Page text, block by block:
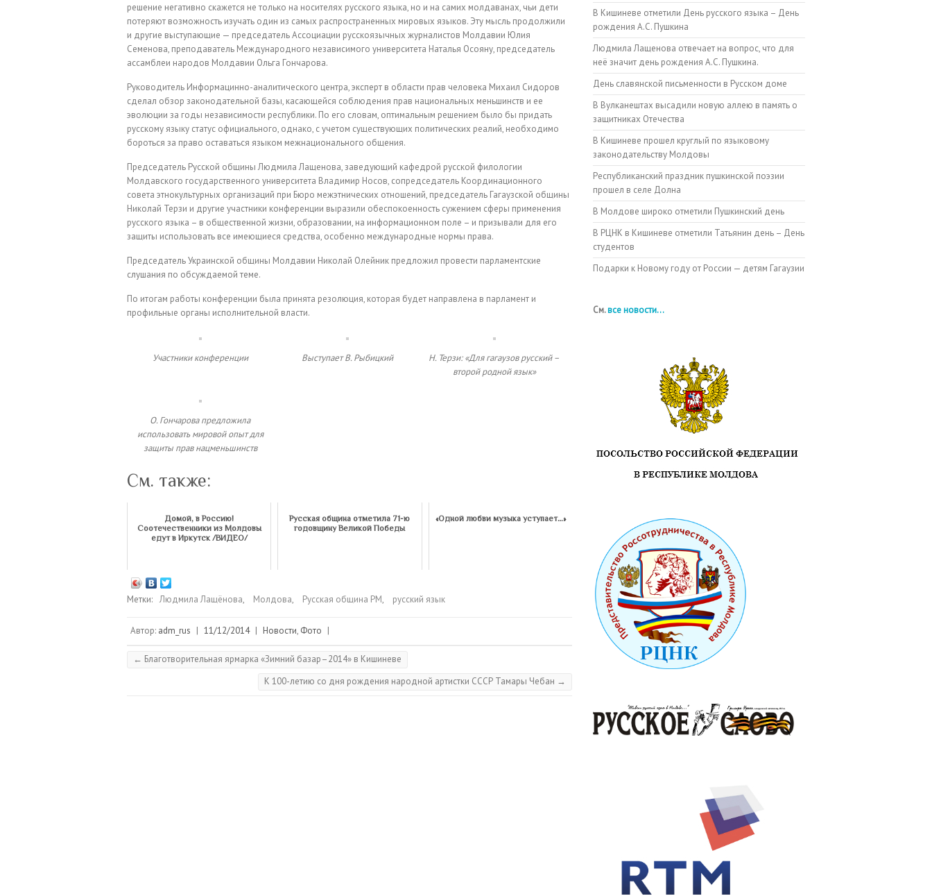
решение негативно скажется не только на носителях русского языка, но и на самих молдаванах, чьи дети
потеряют возможность изучать один из самых распространенных мировых языков. Эту мысль продолжили
и другие выступающие — председатель Ассоциации русскоязычных журналистов Молдавии Юлия
Семенова, преподаватель Международного независимого университета Наталья Осояну, председатель
ассамблеи народов Молдавии Ольга Гончарова.
Руководитель Информацинно-аналитического центра, эксперт в области прав человека Михаил Сидоров
сделал обзор законодательной базы, касающейся соблюдения прав национальных меньшинств и ее
эволюции за годы независимости республики. По его словам, оптимальным решением было бы придать
русскому языку статус официального, однако, с учетом существующих политических реалий, необходимо
бороться за право оставаться языком межнационального общения.
Председатель Русской общины Людмила Лащенова, заведующий кафедрой русской филологии
Молдавского государственного университета Владимир Носов, сопредседатель Координационного
совета этнокультурных организаций при Бюро межэтнических отношений, председатель Гагаузской общины
Николай Терзи и другие участники конференции выразили обеспокоенность сужением сферы применения
русского языка – в общественной жизни, образовании, на информационном поле – и призывали для его
защиты использовать все имеющиеся средства, особенно международные нормы права.
Председатель Украинской общины Молдавии Николай Олейник предложил провести парламентские
слушания по обсуждаемой теме.
По итогам работы конференции была принята резолюция, которая будет направлена в парламент и
профильные органы исполнительной власти.
Участники конференции Выступает В. Рыбицкий
Н. Терзи: «Для гагаузов русский –
второй родной язык»
О. Гончарова предложила
использовать мировой опыт для
защиты прав нацменьшинств
См. также:
Домой, в Россию!
Соотечественники из Молдовы
едут в Иркутск /ВИДЕО/
Русская община отметила 71-ю
годовщину Великой Победы
«Одной любви музыка уступает…»
Метки: Людмила Лащёнова, Молдова, Русская община РМ, русский язык
Автор: adm_rus | 11/12/2014 | Новости, Фото |
← Благотворительная ярмарка «Зимний базар–2014» в Кишиневе
К 100-летию со дня рождения народной артистки СССР Тамары Чебан →
В Кишиневе отметили День русского языка – День
рождения А.С. Пушкина
Людмила Лащенова отвечает на вопрос, что для
неё значит день рождения А.С. Пушкина.
День славянской письменности в Русском доме
В Вулканештах высадили новую аллею в память о
защитниках Отечества
В Кишиневе прошел круглый по языковому
законодательству Молдовы
Республиканский праздник пушкинской поэзии
прошел в селе Долна
В Молдове широко отметили Пушкинский день
В РЦНК в Кишиневе отметили Татьянин день – День
студентов
Подарки к Новому году от России — детям Гагаузии
См.все новости...